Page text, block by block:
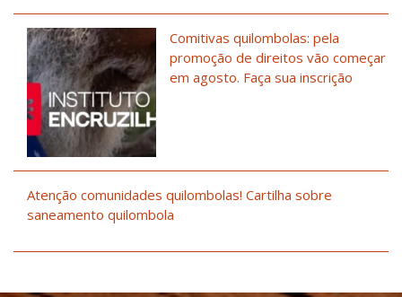
Comitivas quilombolas: pela
promoção de direitos vão começar
em agosto. Faça sua inscrição
Atenção comunidades quilombolas! Cartilha sobre
saneamento quilombola